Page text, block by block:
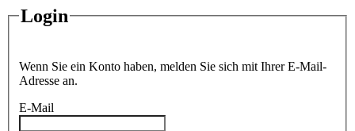
Login
Wenn Sie ein Konto haben, melden Sie sich mit Ihrer E-Mail-
Adresse an.
E-Mail